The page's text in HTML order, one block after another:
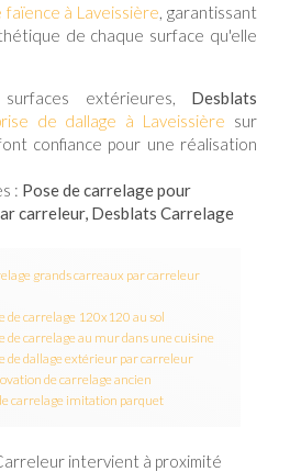
faïence à Laveissière, garantissant
de chaque surface qu'elle
extérieures, Desblats
de dallage à Laveissière sur
confiance pour une réalisation
: Pose de carrelage pour
carreleur, Desblats Carrelage
grands carreaux par carreleur
de carrelage 120x120 au sol
de carrelage au mur dans une cuisine
de dallage extérieur par carreleur
de carrelage ancien
carrelage imitation parquet
intervient à proximité